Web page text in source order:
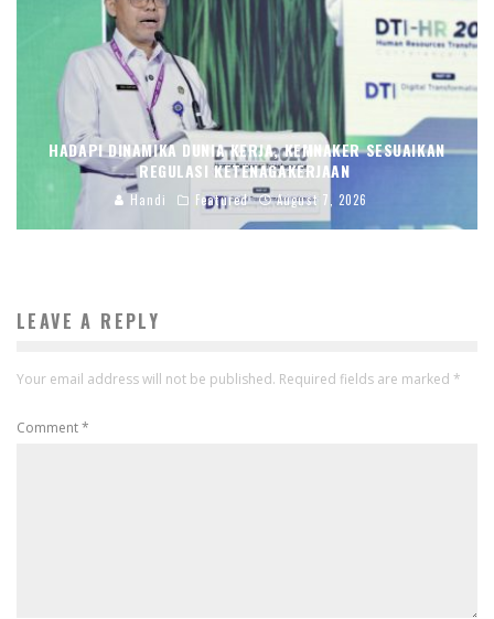
HADAPI DINAMIKA DUNIA KERJA, KEMNAKER SESUAIKAN
REGULASI KETENAGAKERJAAN
Handi Featured August 7, 2026
LEAVE A REPLY
Your email address will not be published. Required fields are marked *
Comment*